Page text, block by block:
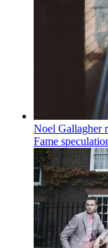
Noel Gallagher
Fame